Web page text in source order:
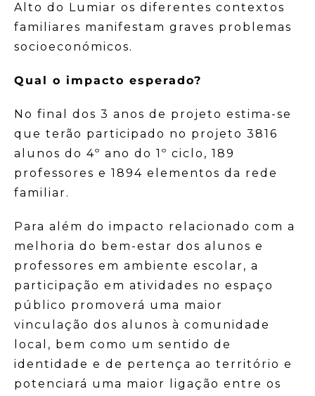
Alto do Lumiar os diferentes contextos
familiares manifestam graves problemas
socioeconómicos.
Qual o impacto esperado?
No final dos 3 anos de projeto estima-se
que terão participado no projeto 3816
alunos do 4º ano do 1º ciclo, 189
professores e 1894 elementos da rede
familiar.
Para além do impacto relacionado com a
melhoria do bem-estar dos alunos e
professores em ambiente escolar, a
participação em atividades no espaço
público promoverá uma maior
vinculação dos alunos à comunidade
local, bem como um sentido de
identidade e de pertença ao território e
potenciará uma maior ligação entre os